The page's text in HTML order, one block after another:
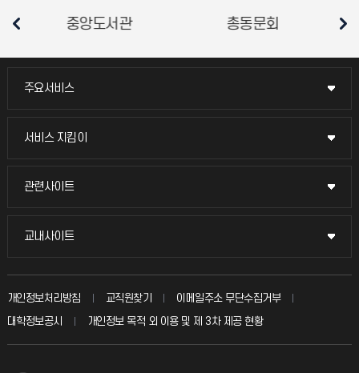
총동문회 총학생회 소비자
주요서비스
주요서비스
교무회의방송
입학안내
서비스 지킴이
서비스 지킴이
묻고 답하기
칭찬마당
학생서비스 지킴이
관련사이트
관련사이트
국방헬프콜
교내사이트
교내사이트
교수회
교육혁신본부
개인정보처리방침 교직원찾기
이메일주소 무단수집거부
대학정보공시
개인정보 목적 외 이용 및 제 3차 제공 현황